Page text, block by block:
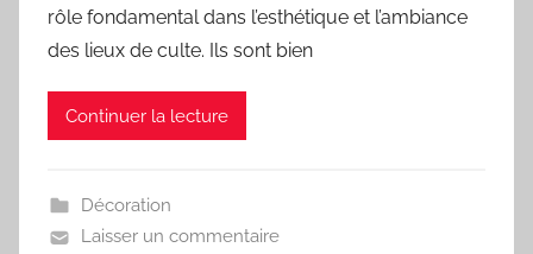
rôle fondamental dans l’esthétique et l’ambiance
des lieux de culte. Ils sont bien
Continuer la lecture
Décoration
Laisser un commentaire